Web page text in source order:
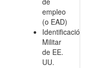
empleo
(o EAD)
Identificación
Militar
de EE.
UU.